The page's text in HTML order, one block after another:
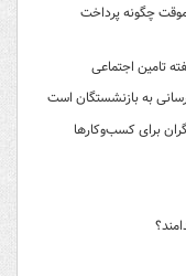
موقت چگونه پرداخت
تامین اجتماعی
به بازنشستگان است
برای کسب‌وکارها